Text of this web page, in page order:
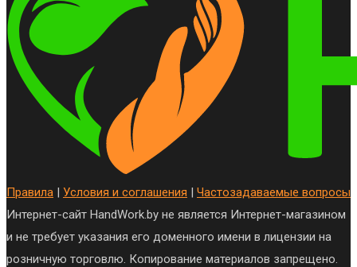
Правила | Условия и соглашения | Частозадаваемые вопросы
Интернет-сайт HandWork.by не является Интернет-магазином
и не требует указания его доменного имени в лицензии на
розничную торговлю. Копирование материалов запрещено.